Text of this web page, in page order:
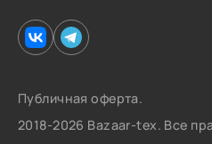
Публичная оферта.
2018-2026 Bazaar-tex. Все